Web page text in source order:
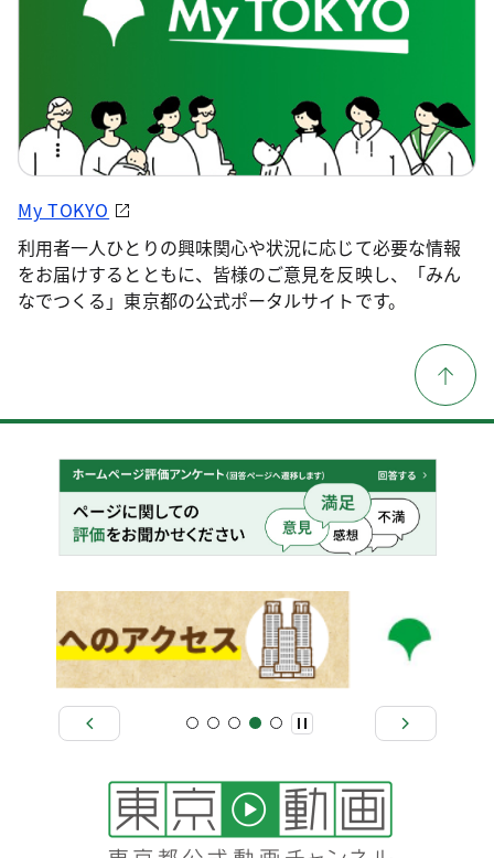
My TOKYO
利用者一人ひとりの興味関心や状況に応じて必要な情報
をお届けするとともに、皆様のご意見を反映し、「みん
なでつくる」東京都の公式ポータルサイトです。